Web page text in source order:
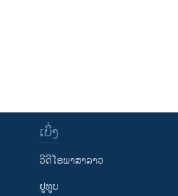
ເບິ່ງ
ວີດີໂອພາສາລາວ
ຢູທູບ